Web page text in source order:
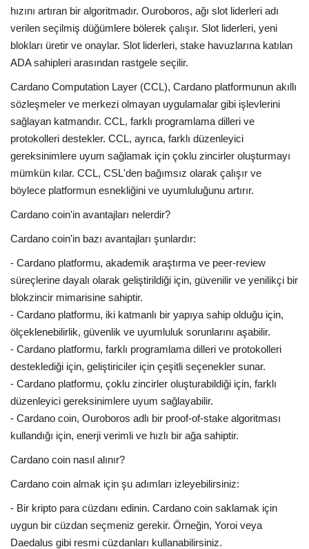
hızını artıran bir algoritmadır. Ouroboros, ağı slot liderleri adı
verilen seçilmiş düğümlere bölerek çalışır. Slot liderleri, yeni
blokları üretir ve onaylar. Slot liderleri, stake havuzlarına katılan
ADA sahipleri arasından rastgele seçilir.
Cardano Computation Layer (CCL), Cardano platformunun akıllı
sözleşmeler ve merkezi olmayan uygulamalar gibi işlevlerini
sağlayan katmandır. CCL, farklı programlama dilleri ve
protokolleri destekler. CCL, ayrıca, farklı düzenleyici
gereksinimlere uyum sağlamak için çoklu zincirler oluşturmayı
mümkün kılar. CCL, CSL'den bağımsız olarak çalışır ve
böylece platformun esnekliğini ve uyumluluğunu artırır.
Cardano coin'in avantajları nelerdir?
Cardano coin'in bazı avantajları şunlardır:
- Cardano platformu, akademik araştırma ve peer-review
süreçlerine dayalı olarak geliştirildiği için, güvenilir ve yenilikçi bir
blokzincir mimarisine sahiptir.
- Cardano platformu, iki katmanlı bir yapıya sahip olduğu için,
ölçeklenebilirlik, güvenlik ve uyumluluk sorunlarını aşabilir.
- Cardano platformu, farklı programlama dilleri ve protokolleri
desteklediği için, geliştiriciler için çeşitli seçenekler sunar.
- Cardano platformu, çoklu zincirler oluşturabildiği için, farklı
düzenleyici gereksinimlere uyum sağlayabilir.
- Cardano coin, Ouroboros adlı bir proof-of-stake algoritması
kullandığı için, enerji verimli ve hızlı bir ağa sahiptir.
Cardano coin nasıl alınır?
Cardano coin almak için şu adımları izleyebilirsiniz:
- Bir kripto para cüzdanı edinin. Cardano coin saklamak için
uygun bir cüzdan seçmeniz gerekir. Örneğin, Yoroi veya
Daedalus gibi resmi cüzdanları kullanabilirsiniz.